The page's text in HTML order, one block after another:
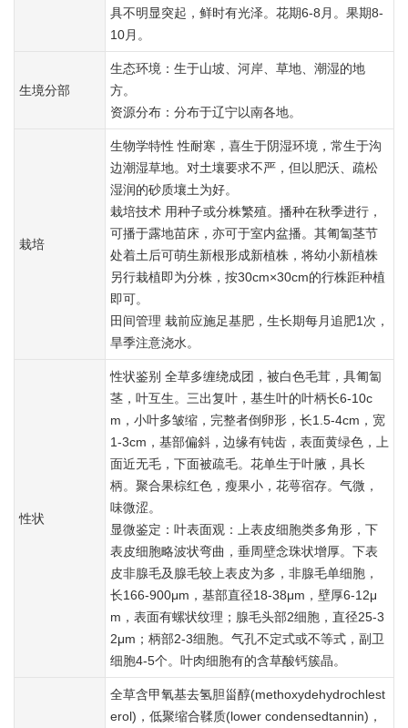
具不明显突起，鲜时有光泽。花期6-8月。果期8-
10月。
生境分部
生态环境：生于山坡、河岸、草地、潮湿的地
方。
资源分布：分布于辽宁以南各地。
栽培
生物学特性 性耐寒，喜生于阴湿环境，常生于沟
边潮湿草地。对土壤要求不严，但以肥沃、疏松
湿润的砂质壤土为好。
栽培技术 用种子或分株繁殖。播种在秋季进行，
可播于露地苗床，亦可于室内盆播。其匍匐茎节
处着土后可萌生新根形成新植株，将幼小新植株
另行栽植即为分株，按30cm×30cm的行株距种植
即可。
田间管理 栽前应施足基肥，生长期每月追肥1次，
旱季注意浇水。
性状
性状鉴别 全草多缠绕成团，被白色毛茸，具匍匐
茎，叶互生。三出复叶，基生叶的叶柄长6-10c
m，小叶多皱缩，完整者倒卵形，长1.5-4cm，宽
1-3cm，基部偏斜，边缘有钝齿，表面黄绿色，上
面近无毛，下面被疏毛。花单生于叶腋，具长
柄。聚合果棕红色，瘦果小，花萼宿存。气微，
味微涩。
显微鉴定：叶表面观：上表皮细胞类多角形，下
表皮细胞略波状弯曲，垂周壁念珠状增厚。下表
皮非腺毛及腺毛较上表皮为多，非腺毛单细胞，
长166-900μm，基部直径18-38μm，壁厚6-12μ
m，表面有螺状纹理；腺毛头部2细胞，直径25-3
2μm；柄部2-3细胞。气孔不定式或不等式，副卫
细胞4-5个。叶肉细胞有的含草酸钙簇晶。
全草含甲氧基去氢胆甾醇(methoxydehydrochlest
erol)，低聚缩合鞣质(lower condensedtannin)，